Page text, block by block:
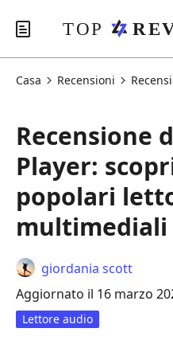
Casa Recensioni
Recensione
Player:
popolari
multimediali
giordania scott
Aggiornato il 16 marzo
Lettore audio